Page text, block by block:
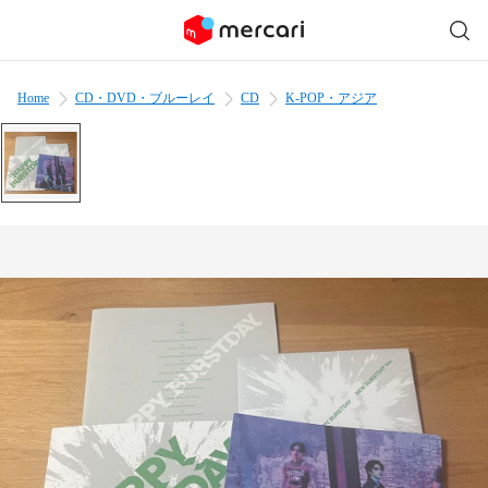
Home CD・DVD・ブルーレイ CD K-POP・アジア